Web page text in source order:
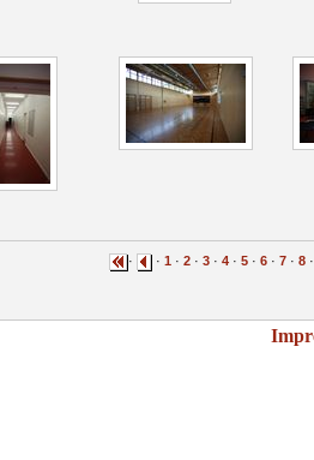
· · 1 · 2· 3· 4· 5· 6· 7· 8